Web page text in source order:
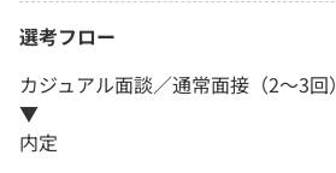
選考フロー
カジュアル面談／通常面接（2～3回）
▼
内定